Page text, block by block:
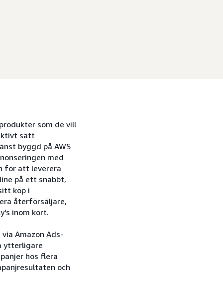
som de vill
sätt
byggd på AWS
med
för att leverera
på ett snabbt,
köp i
återförsäljare,
inom kort.
Amazon Ads-
ytterligare
hos flera
och